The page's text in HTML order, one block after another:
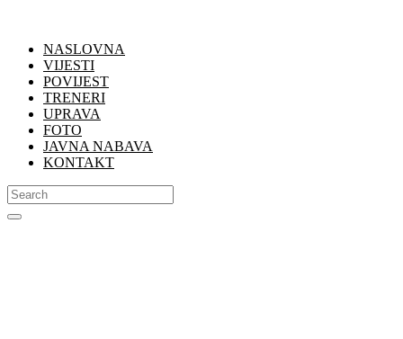
NASLOVNA
VIJESTI
POVIJEST
TRENERI
UPRAVA
FOTO
JAVNA NABAVA
KONTAKT